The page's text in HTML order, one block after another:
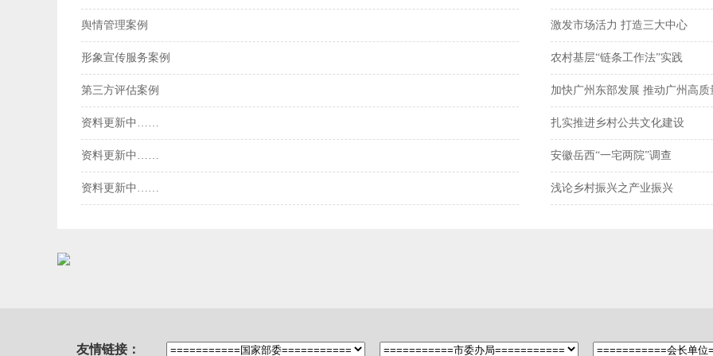
舆情管理案例
形象宣传服务案例
第三方评估案例
资料更新中……
资料更新中……
资料更新中……
激发市场活力 打造三大中心
农村基层“链条工作法”实践
加快广州东部发展 推动广州高质
扎实推进乡村公共文化建设
安徽岳西“一宅两院”调查
浅论乡村振兴之产业振兴
友情链接：